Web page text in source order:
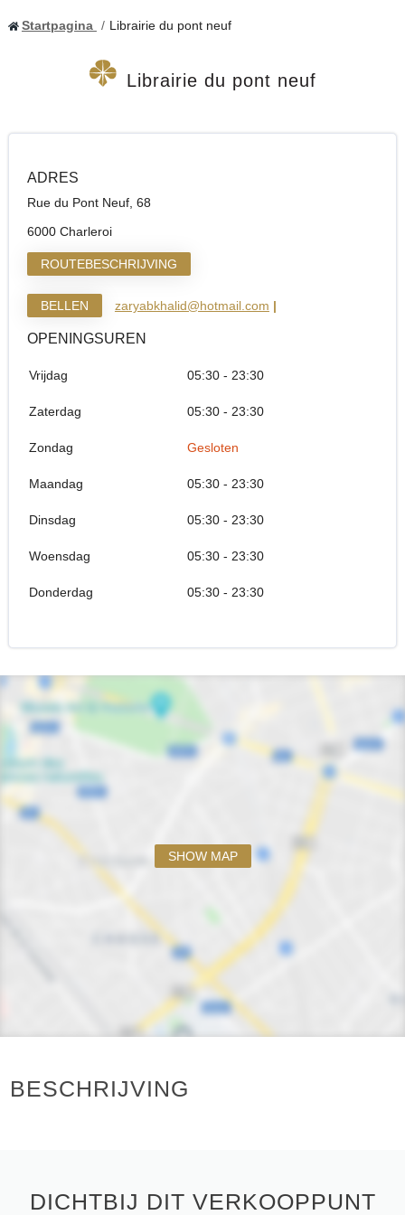
Startpagina Librairie du pont neuf
Librairie du pont neuf
ADRES
Rue du Pont Neuf, 68
6000 Charleroi
ROUTEBESCHRIJVING
BELLEN zaryabkhalid@hotmail.com |
OPENINGSUREN
Vrijdag 05:30 - 23:30
Zaterdag 05:30 - 23:30
Zondag Gesloten
Maandag 05:30 - 23:30
Dinsdag 05:30 - 23:30
Woensdag 05:30 - 23:30
Donderdag 05:30 - 23:30
SHOW MAP
BESCHRIJVING
DICHTBIJ DIT VERKOOPPUNT